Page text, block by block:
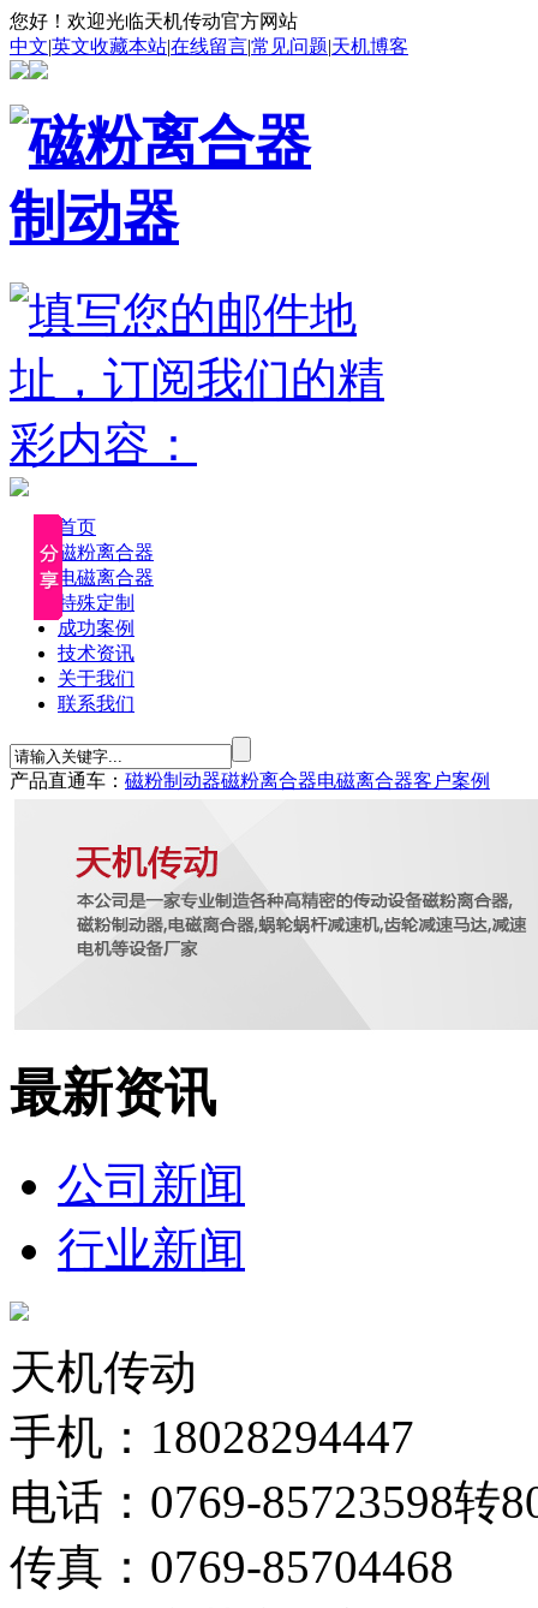
您好！欢迎光临天机传动官方网站
中文|英文收藏本站|在线留言|常见问题|天机博客
首页
磁粉离合器
电磁离合器
特殊定制
成功案例
技术资讯
关于我们
联系我们
产品直通车： 磁粉制动器磁粉离合器电磁离合器客户案例
最新资讯
公司新闻
行业新闻
天机传动
手机：18028294447
电话：0769-85723598转
传真：0769-85704468